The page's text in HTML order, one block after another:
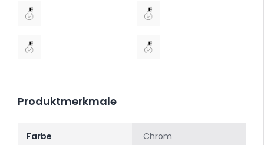
Produktmerkmale
Farbe Chrom